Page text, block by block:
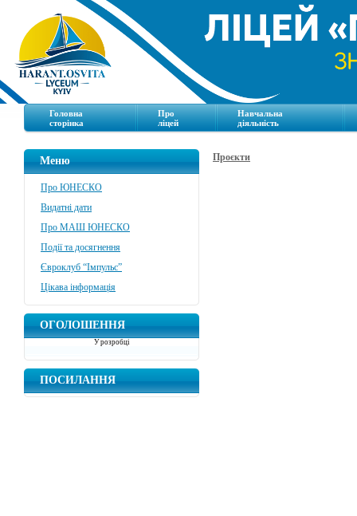
Головна
сторінка
Про
ліцей
Навчальна
діяльність
Меню
Про ЮНЕСКО
Видатні дати
Про МАШ ЮНЕСКО
Події та досягнення
Євроклуб “Імпульс”
Цікава інформація
ОГОЛОШЕННЯ
У розробці
ПОСИЛАННЯ
Проєкти